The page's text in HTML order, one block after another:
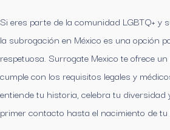
Si eres parte de la comunidad LGBTQ+ y
la subrogación en México es una opción
respetuosa. Surrogate Mexico te ofrece
cumple con los requisitos legales y
entiende tu historia, celebra tu diversidad
primer contacto hasta el nacimiento de tu